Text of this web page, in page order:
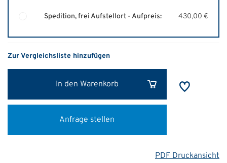
Spedition, frei Aufstellort - Aufpreis: 430,00 €
Zur Vergleichsliste hinzufügen
In den Warenkorb
Anfrage stellen
PDF Druckansicht